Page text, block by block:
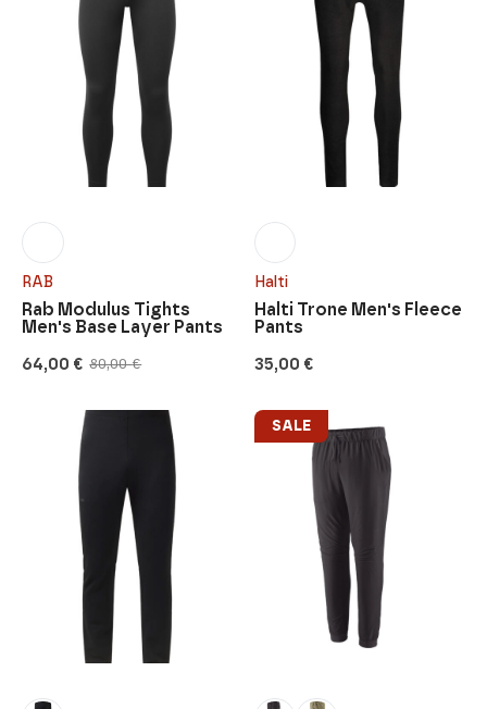
RAB
80,00€
Original
80,00 €.
64,00 €
Current
64,00 €.
Rab Modulus Tights
Men's Base Layer Pants
Halti
35,00 €
Halti Trone Men's Fleece
Pants
SALE